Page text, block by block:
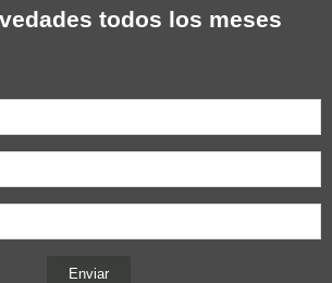
todos los meses
Enviar